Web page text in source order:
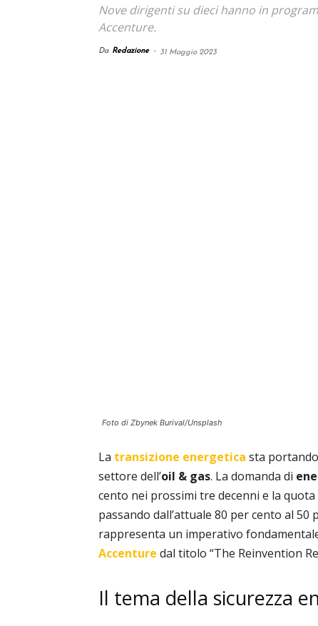
Nove dirigenti su dieci hanno in
Accenture.
Da Redazione - 31 Maggio 2023
Foto di Zbynek Burival/Unsplash
La transizione energetica sta
settore dell’oil & gas. La domanda di
cento nei prossimi tre decenni e la quota
passando dall’attuale 80 per cento al
rappresenta un imperativo
Accenture dal titolo “The Reinvention
Il tema della sicurezza